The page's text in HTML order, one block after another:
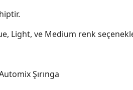
Light, ve Medium renk
Şırınga